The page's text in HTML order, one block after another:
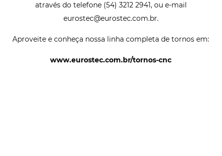
através do telefone (54) 3212 2941, ou e-mail
eurostec@eurostec.com.br.
Aproveite e conheça nossa linha completa de tornos em:
www.eurostec.com.br/tornos-cnc